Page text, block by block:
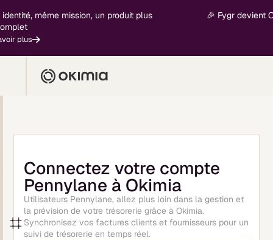
même mission, un produit plus
plus
🎉 Fygr devient
Connectez votre compte
Pennylane à Okimia
Utilisateurs Pennylane, allez plus loin dans la gestion et
la prévision de votre trésorerie grâce à Okimia.
Synchronisez vos factures clients et fournisseurs pour un
suivi de trésorerie en temps réel.